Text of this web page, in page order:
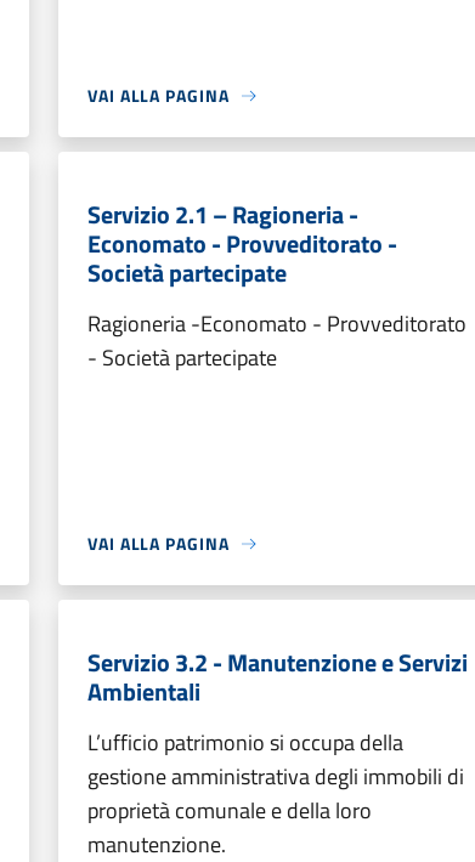
VAI ALLA PAGINA
Servizio 2.1 – Ragioneria -
Economato - Provveditorato -
Società partecipate
Ragioneria -Economato - Provveditorato
- Società partecipate
VAI ALLA PAGINA
Servizio 3.2 - Manutenzione e Servizi
Ambientali
L’ufficio patrimonio si occupa della
gestione amministrativa degli immobili di
proprietà comunale e della loro
manutenzione.